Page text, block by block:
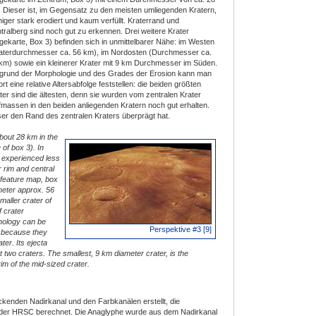
Dieser ist, im Gegensatz zu den meisten umliegenden Kratern,
stark erodiert und kaum verfüllt. Kraterrand und
sind noch gut zu erkennen. Drei weitere Krater
Box 3) befinden sich in unmittelbarer Nähe: im Westen
ca. 56 km), im Nordosten (Durchmesser ca.
sowie ein kleinerer Krater mit 9 km Durchmesser im Süden.
der Morphologie und des Grades der Erosion kann man
eine relative Altersabfolge feststellen: die beiden größten
sind die ältesten, denn sie wurden vom zentralen Krater
in den beiden anliegenden Kratern noch gut erhalten.
den Rand des zentralen Kraters überprägt hat.
Perspektive #3 [9]
28 km in the
of box 3). In
less
rim and central
map, box
approx. 56
crater of
crater
can be
they
Its ejecta
craters. The smallest, 9 km diameter crater, is the
of the mid-sized crater.
Nadirkanal und den Farbkanälen erstellt, die
HRSC berechnet. Die Anaglyphe wurde aus dem Nadirkanal